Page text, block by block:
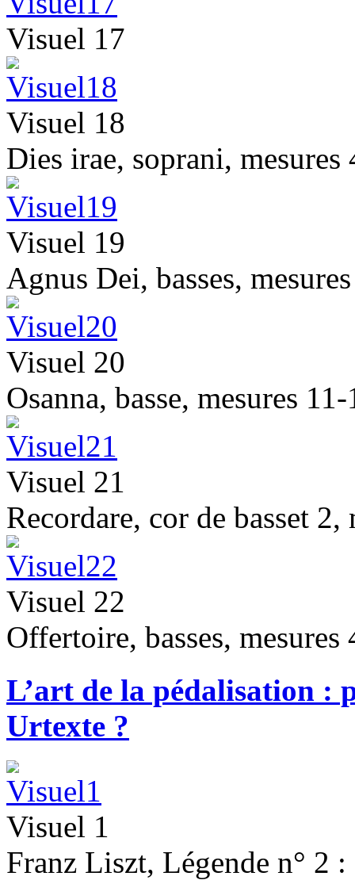
Visuel 17
Visuel 18
Dies irae, soprani, mesures
Visuel 19
Agnus Dei, basses,
Visuel 20
Osanna, basse, mesures
Visuel 21
Recordare, cor de basset
Visuel 22
Offertoire, basses, mesures
L’art de la pédalisation :
Urtexte ?
Visuel 1
Franz Liszt, Légende n° 2